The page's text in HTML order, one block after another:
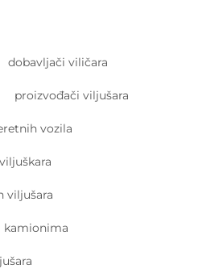
dobavljači viličara
proizvođači viljušara
vozila
viljušara
kamionima